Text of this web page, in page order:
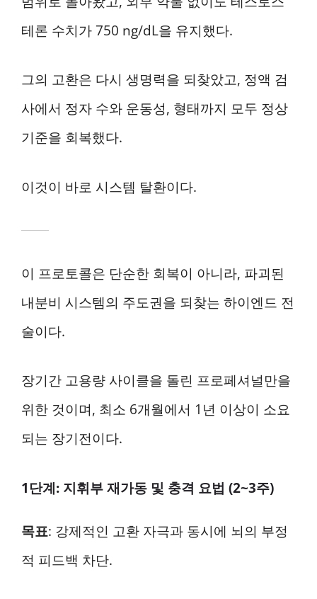
테론 수치가 750 ng/dL을 유지했다.
그의 고환은 다시 생명력을 되찾았고, 정액 검
사에서 정자 수와 운동성, 형태까지 모두 정상
기준을 회복했다.
이것이 바로 시스템 탈환이다.
이 프로토콜은 단순한 회복이 아니라, 파괴된
내분비 시스템의 주도권을 되찾는 하이엔드 전
술이다.
장기간 고용량 사이클을 돌린 프로페셔널만을
위한 것이며, 최소 6개월에서 1년 이상이 소요
되는 장기전이다.
1단계: 지휘부 재가동 및 충격 요법 (2~3주)
목표: 강제적인 고환 자극과 동시에 뇌의 부정
적 피드백 차단.